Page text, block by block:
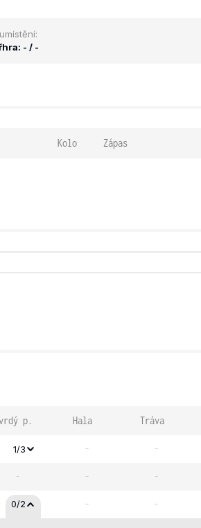
- / -
Kolo Zápas
p. Hala Tráva
1/3 - -
- - -
0/2 - -